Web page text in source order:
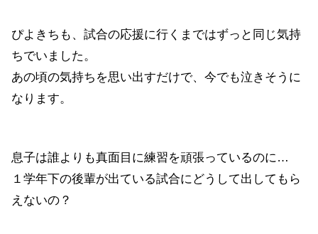
ぴよきちも、試合の応援に行くまではずっと同じ気持
ちでいました。
あの頃の気持ちを思い出すだけで、今でも泣きそうに
なります。
息子は誰よりも真面目に練習を頑張っているのに…
１学年下の後輩が出ている試合にどうして出してもら
えないの？